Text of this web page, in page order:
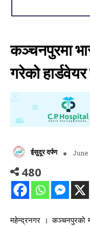
कञ्चनपुरमा
गरेको
ईसुदूर दर्पण June
480
महेन्द्रनगर । कञ्चनपुरको